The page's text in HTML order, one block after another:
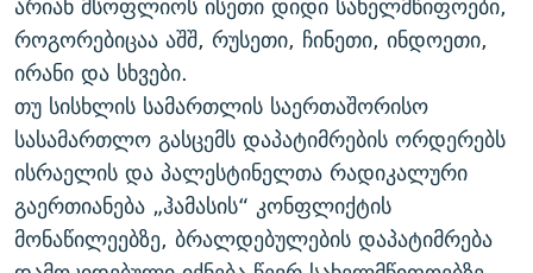
როგორებიცაა აშშ, რუსეთი, ჩინეთი, ინდოეთი,
ირანი და სხვები.
თუ სისხლის სამართლის საერთაშორისო
სასამართლო გასცემს დაპატიმრების ორდერებს
ისრაელის და პალესტინელთა რადიკალური
გაერთიანება „ჰამასის“ კონფლიქტის
მონაწილეებზე, ბრალდებულების დაპატიმრება